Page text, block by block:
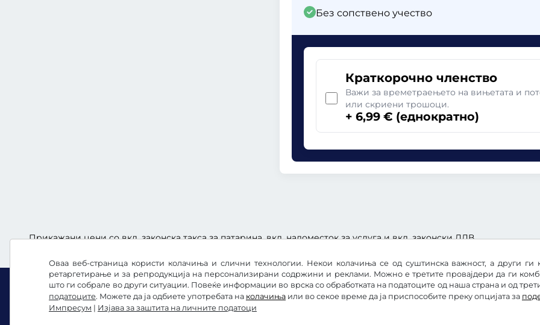
Оваа веб-страница користи колачиња и слични технологии. Некои колачиња се од суштинска важност, а други
ретаргетирање и за репродукција на персонализирани содржини и реклами. Можно е третите провајдери да ги
што ги собрале во други ситуации. Повеќе информации во врска со обработката на податоците од наша страна и од
податоците. Можете да ја одбиете употребата на колачиња или во секое време да ја приспособите преку опцијата за
Импресум | Изјава за заштита на личните податоци
Без сопствено учество
Краткорочно членство
Важи за времетраењето на вињетата и
или скриени трошоци.
+ 6,99 € (еднократно)
Прикажани цени со вкл. законска такса за патарина, вкл. надоместок за услуга и вкл. законски ДДВ.